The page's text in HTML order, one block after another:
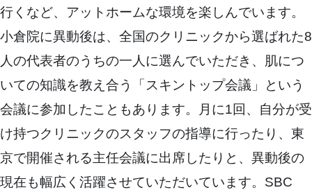
行くなど、アットホームな環境を楽しんでいます。
小倉院に異動後は、全国のクリニックから選ばれた8
人の代表者のうちの一人に選んでいただき、肌につ
いての知識を教え合う「スキントップ会議」という
会議に参加したこともあります。月に1回、自分が受
け持つクリニックのスタッフの指導に行ったり、東
京で開催される主任会議に出席したりと、異動後の
現在も幅広く活躍させていただいています。SBC